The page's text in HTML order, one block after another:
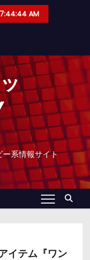
7:44:45 AM
系情報サイト
イテム『ワン